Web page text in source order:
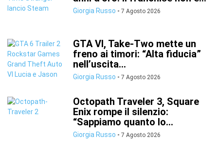
Giorgia Russo - 7 Agosto 2026
GTA VI, Take-Two mette un
freno ai timori: “Alta fiducia”
nell’uscita...
Giorgia Russo - 7 Agosto 2026
Octopath Traveler 3, Square
Enix rompe il silenzio:
“Sappiamo quanto lo...
Giorgia Russo - 7 Agosto 2026